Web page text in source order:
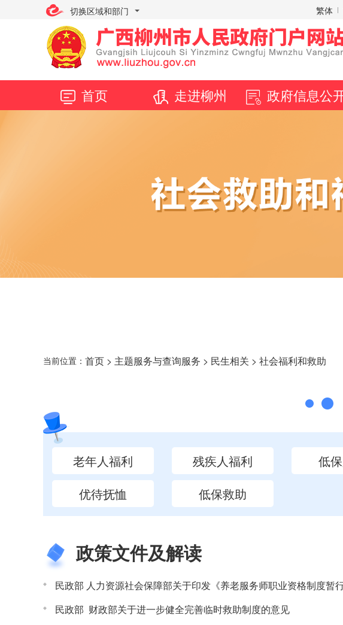
切换区域和部门 繁体
首页 走进柳州 政府信息公
当前位置： 首页 > 主题服务与查询服务 > 民生相关 > 社会福利和救助
老年人福利 残疾人福利 低
优待抚恤
低保救助
政策文件及解读
民政部 人力资源社会保障部关于印发《养老服务师职业资格制度暂
民政部 财政部关于进一步健全完善临时救助制度的意见